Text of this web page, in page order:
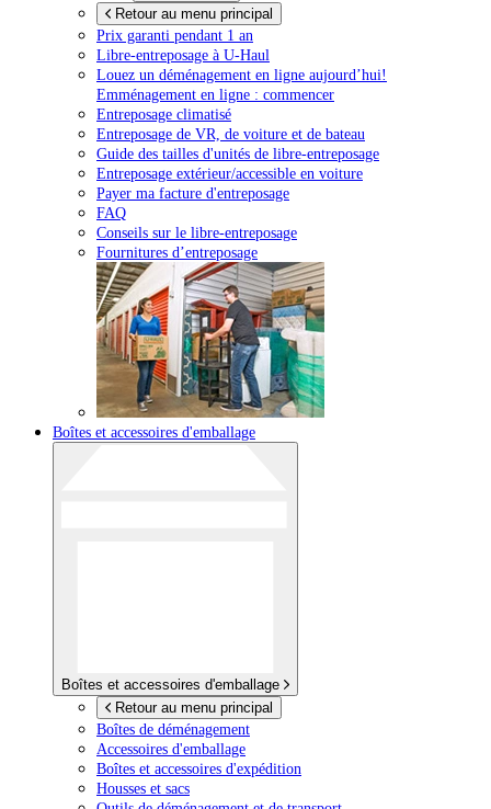
Retour au menu principal
Prix garanti pendant 1 an
Libre-entreposage à U-Haul
Louez un déménagement en ligne aujourd’hui!
Emménagement en ligne : commencer
Entreposage climatisé
Entreposage de VR, de voiture et de bateau
Guide des tailles d'unités de libre-entreposage
Entreposage extérieur/accessible en voiture
Payer ma facture d'entreposage
FAQ
Conseils sur le libre-entreposage
Fournitures d’entreposage
Boîtes et accessoires d'emballage
Boîtes et accessoires d'emballage
Retour au menu principal
Boîtes de déménagement
Accessoires d'emballage
Boîtes et accessoires d'expédition
Housses et sacs